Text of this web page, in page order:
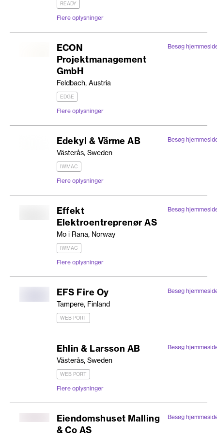
READY
Flere oplysninger
ECON
Projektmanagement
GmbH
Feldbach, Austria
EDGE
Flere oplysninger
Besøg
Edekyl & Värme AB
Västerås, Sweden
IWMAC
Flere oplysninger
Besøg
Effekt
Elektroentreprenør AS
Mo i Rana, Norway
IWMAC
Flere oplysninger
Besøg
EFS Fire Oy
Tampere, Finland
WEB PORT
Besøg
Ehlin & Larsson AB
Västerås, Sweden
WEB PORT
Flere oplysninger
Besøg
Eiendomshuset Malling
& Co AS
Besøg